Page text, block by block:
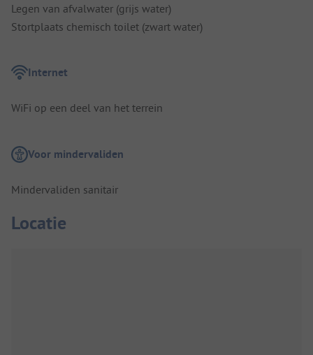
Legen van afvalwater (grijs water)
Stortplaats chemisch toilet (zwart water)
Internet
WiFi op een deel van het terrein
Voor mindervaliden
Mindervaliden sanitair
Locatie